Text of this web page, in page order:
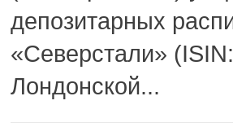
депозитарных
«Северстали»
Лондонской...